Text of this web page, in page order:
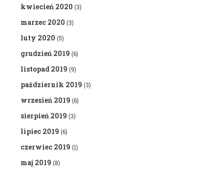
kwiecień 2020 (3)
marzec 2020 (3)
luty 2020 (5)
grudzień 2019 (6)
listopad 2019 (9)
październik 2019 (3)
wrzesień 2019 (6)
sierpień 2019 (3)
lipiec 2019 (6)
czerwiec 2019 (1)
maj 2019 (8)